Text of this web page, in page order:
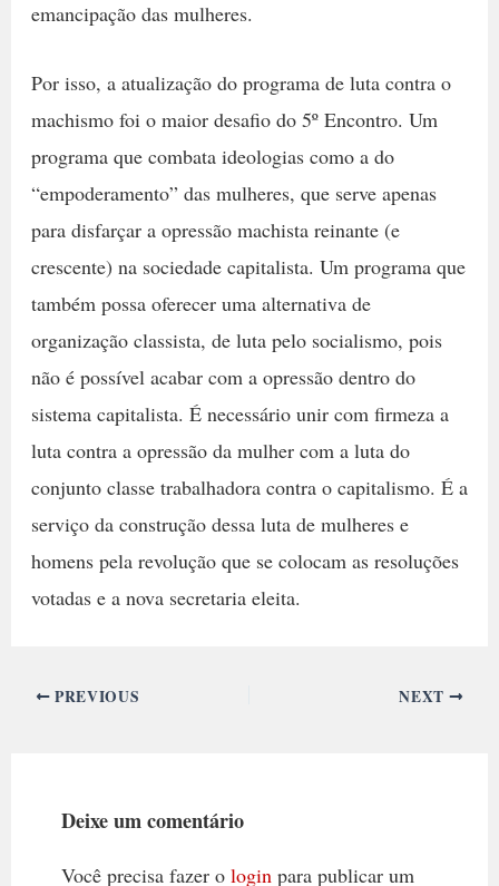
emancipação das mulheres.
Por isso, a atualização do programa de luta contra o
machismo foi o maior desafio do 5º Encontro. Um
programa que combata ideologias como a do
“empoderamento” das mulheres, que serve apenas
para disfarçar a opressão machista reinante (e
crescente) na sociedade capitalista. Um programa que
também possa oferecer uma alternativa de
organização classista, de luta pelo socialismo, pois
não é possível acabar com a opressão dentro do
sistema capitalista. É necessário unir com firmeza a
luta contra a opressão da mulher com a luta do
conjunto classe trabalhadora contra o capitalismo. É a
serviço da construção dessa luta de mulheres e
homens pela revolução que se colocam as resoluções
votadas e a nova secretaria eleita.
PREVIOUS NEXT
Deixe um comentário
Você precisa fazer o loginpara publicar um